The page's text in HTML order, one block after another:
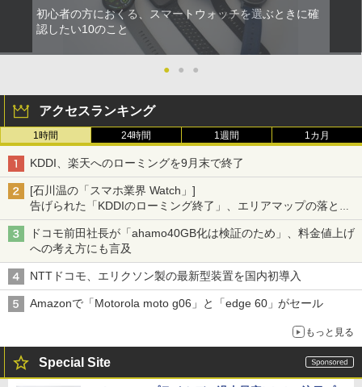
初心者の方におくる、スマートウォッチを選ぶときに確
認したい10のこと
● ● ●
アクセスランキング
1時間 24時間 1週間 1カ月
KDDI、楽天へのローミングを9月末で終了
[石川温の「スマホ業界 Watch」]
告げられた「KDDIのローミング終了」、エリアマップの落とし
穴と楽天モバイルの課題
ドコモ前田社長が「ahamo40GB化は検証のため」、料金値上げ
への考え方にも言及
NTTドコモ、エリクソン製の最新型装置を国内初導入
Amazonで「Motorola moto g06」と「edge 60」がセール
もっと見る
Special Site